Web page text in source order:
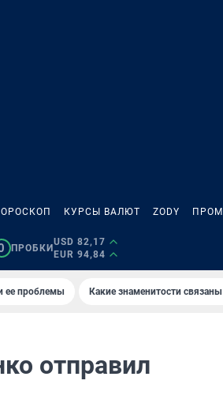
КУРСЫ ВАЛЮТ ZODY
ПРОБКИ
USD 82,17
EUR 94,84
ее проблемы Какие знаменитости
отправил